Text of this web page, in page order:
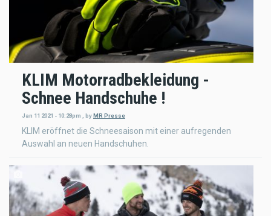
KLIM Motorradbekleidung -
Schnee Handschuhe !
Jan 11 2021 - 10:28pm , byMR Presse
KLIM eröffnet die Schneesaison mit einer aufregenden
Auswahl an neuen Handschuhen.